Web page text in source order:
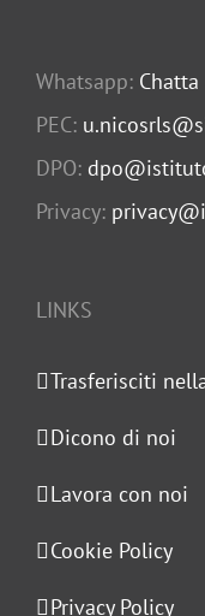
Whatsapp:
PEC:
DPO:
Privacy:
LINKS
Trasferisciti
Dicono di noi
Lavora con noi
Cookie Policy
Privacy Policy